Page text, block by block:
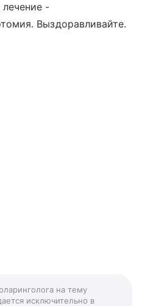
лечение -
Выздоравливайте.
на тему
исключительно в